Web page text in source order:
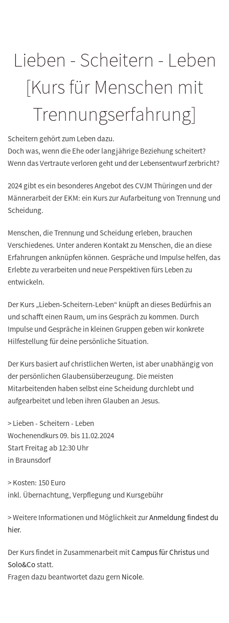
Lieben - Scheitern - Leben
[Kurs für Menschen mit
Trennungserfahrung]
Scheitern gehört zum Leben dazu.
Doch was, wenn die Ehe oder langjährige Beziehung scheitert?
Wenn das Vertraute verloren geht und der Lebensentwurf zerbricht?
2024 gibt es ein besonderes Angebot des CVJM Thüringen und der
Männerarbeit der EKM: ein Kurs zur Aufarbeitung von Trennung und
Scheidung.
Menschen, die Trennung und Scheidung erleben, brauchen
Verschiedenes. Unter anderen Kontakt zu Menschen, die an diese
Erfahrungen anknüpfen können. Gespräche und Impulse helfen, das
Erlebte zu verarbeiten und neue Perspektiven fürs Leben zu
entwickeln.
Der Kurs „Lieben-Scheitern-Leben“ knüpft an dieses Bedürfnis an
und schafft einen Raum, um ins Gespräch zu kommen. Durch
Impulse und Gespräche in kleinen Gruppen geben wir konkrete
Hilfestellung für deine persönliche Situation.
Der Kurs basiert auf christlichen Werten, ist aber unabhängig von
der persönlichen Glaubensüberzeugung. Die meisten
Mitarbeitenden haben selbst eine Scheidung durchlebt und
aufgearbeitet und leben ihren Glauben an Jesus.
> Lieben - Scheitern - Leben
Wochenendkurs 09. bis 11.02.2024
Start Freitag ab 12:30 Uhr
in Braunsdorf
> Kosten: 150 Euro
inkl. Übernachtung, Verpflegung und Kursgebühr
> Weitere Informationen und Möglichkeit zurAnmeldung findest du
hier.
Der Kurs findet in Zusammenarbeit mitCampus für Christus und
Solo&Costatt.
Fragen dazu beantwortet dazu gern Nicole.